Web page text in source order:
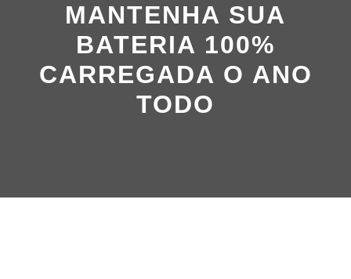
MANTENHA SUA
BATERIA 100%
CARREGADA O ANO
TODO